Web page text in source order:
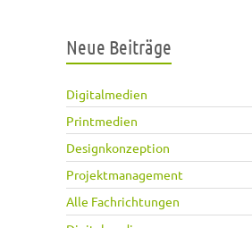
Neue Beiträge
Digitalmedien
Printmedien
Designkonzeption
Projektmanagement
Alle Fachrichtungen